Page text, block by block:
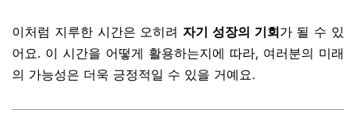
이처럼 지루한 시간은 오히려자기 성장의 기회가 될 수 있
어요. 이 시간을 어떻게 활용하는지에 따라, 여러분의 미래
의 가능성은 더욱 긍정적일 수 있을 거예요.